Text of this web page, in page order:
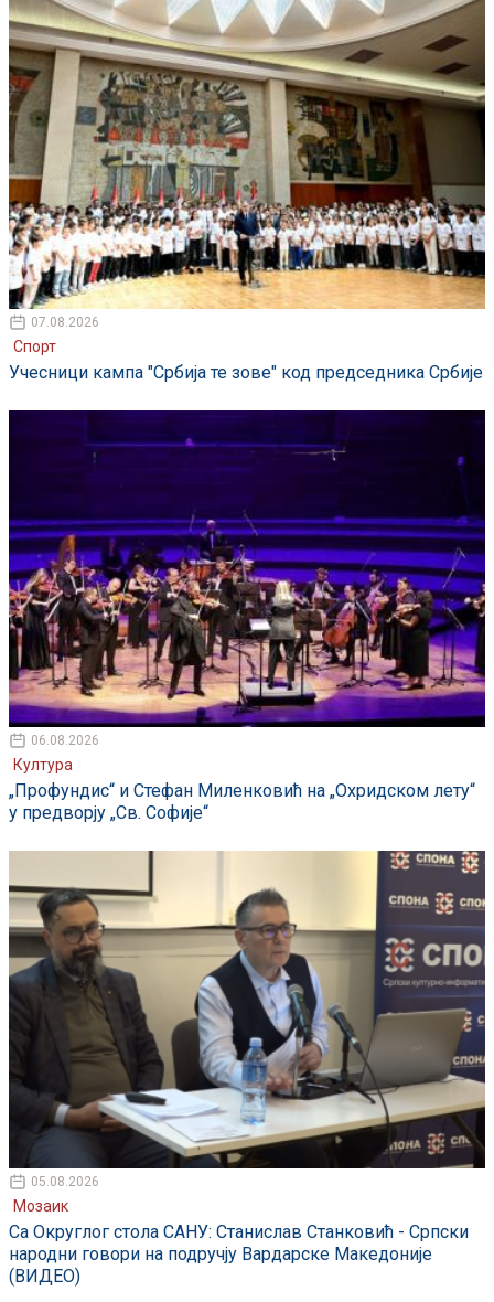
07.08.2026
Спорт
Учесници кампа "Србија те зове" код председника Србије
06.08.2026
Култура
„Профундис“ и Стефан Миленковић на „Охридском лету“
у предворју „Св. Софије“
05.08.2026
Мозаик
Са Округлог стола САНУ: Станислав Станковић - Српски
народни говори на подручју Вардарске Македоније
(ВИДЕО)